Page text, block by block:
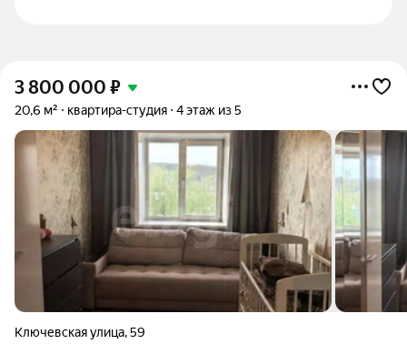
3 800 000 ₽
20,6 м² квартира-студия 4 этаж из 5
Ключевская улица,59